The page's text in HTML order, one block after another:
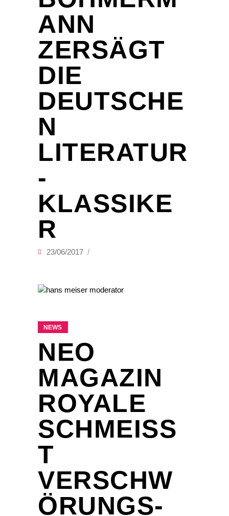
ANN
ZERSÄGT
DIE
DEUTSCHE
N
LITERATUR
-
KLASSIKE
R
23/06/2017
NEWS
NEO
MAGAZIN
ROYALE
SCHMEISST
V
ERSCHWÖ
RUNGS-T